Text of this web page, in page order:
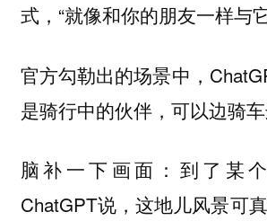
式，“就像和你的朋友一样与它
官方勾勒出的场景中，
是骑行中的伙伴，可以边骑车
脑补一下画面：到了某
ChatGPT说，这地儿风景可